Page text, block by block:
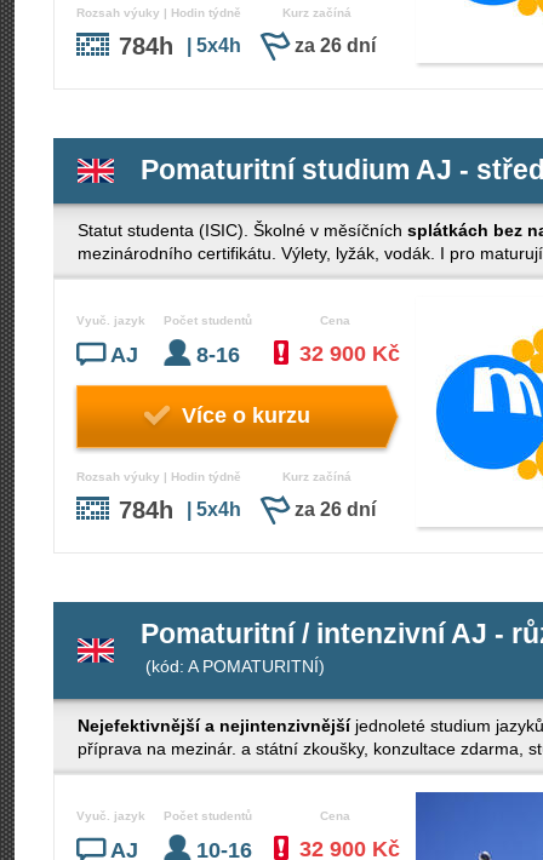
Rozsah výuky | Hodin týdně
784h | 5x4h
Kurz začíná
za 26 dní
Pomaturitní studium AJ -
Statut studenta (ISIC). Školné v měsíčních splátkách bez
mezinárodního certifikátu. Výlety, lyžák, vodák. I pro
Vyuč. jazyk
AJ
Počet studentů
8-16
Cena
32 900 Kč
Více o kurzu
Rozsah výuky | Hodin týdně
784h | 5x4h
Kurz začíná
za 26 dní
Pomaturitní / intenzivní AJ -
(kód: A POMATURITNÍ)
Nejefektivnější a nejintenzivnějšíjednoleté studium
příprava na mezinár. a státní zkoušky, konzultace zdarma,
Vyuč. jazyk
AJ
Počet studentů
10-16
Cena
32 900 Kč